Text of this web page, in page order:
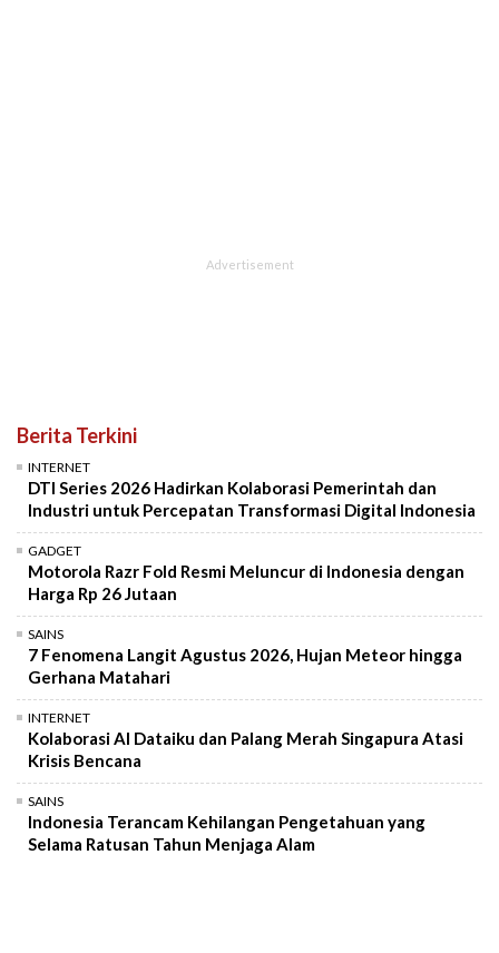
Berita Terkini
INTERNET
DTI Series 2026 Hadirkan Kolaborasi Pemerintah dan
Industri untuk Percepatan Transformasi Digital Indonesia
GADGET
Motorola Razr Fold Resmi Meluncur di Indonesia dengan
Harga Rp 26 Jutaan
SAINS
7 Fenomena Langit Agustus 2026, Hujan Meteor hingga
Gerhana Matahari
INTERNET
Kolaborasi AI Dataiku dan Palang Merah Singapura Atasi
Krisis Bencana
SAINS
Indonesia Terancam Kehilangan Pengetahuan yang
Selama Ratusan Tahun Menjaga Alam